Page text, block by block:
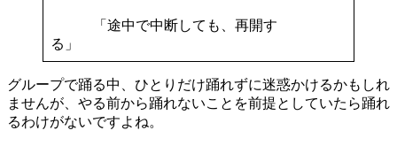
「途中で中断しても、再開す
る」
グループで踊る中、ひとりだけ踊れずに迷惑かけるかもしれ
ませんが、やる前から踊れないことを前提としていたら踊れ
るわけがないですよね。